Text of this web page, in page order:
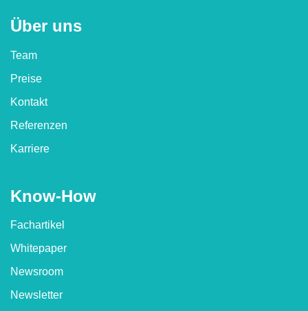
Über uns
Team
Preise
Kontakt
Referenzen
Karriere
Know-How
Fachartikel
Whitepaper
Newsroom
Newsletter